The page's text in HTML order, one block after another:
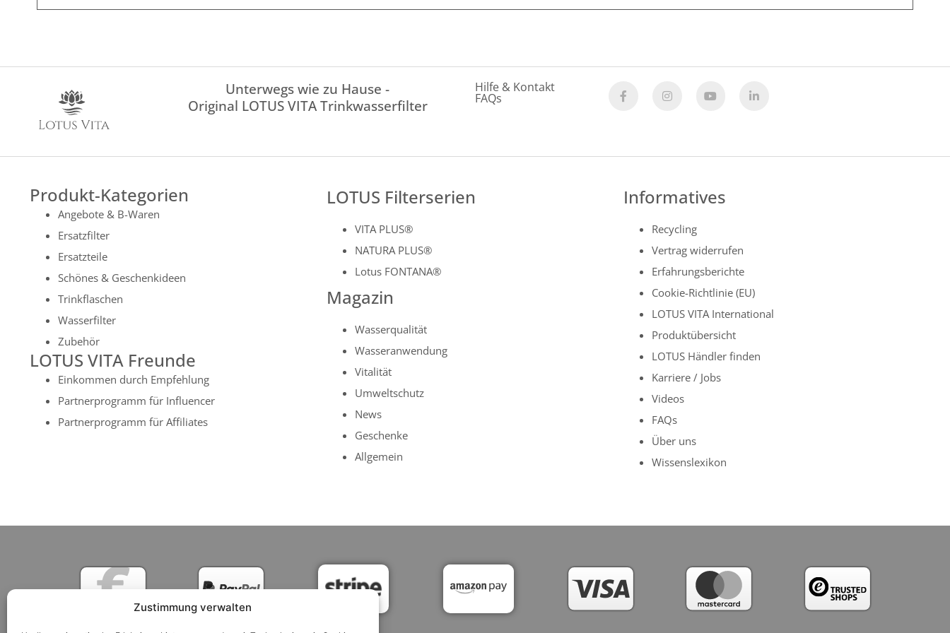
Zustimmung verwalten
Unterwegs wie zu Hause -
Original LOTUS VITA Trinkwasserfilter
Hilfe & Kontakt
FAQs
Produkt-Kategorien
Angebote & B-Waren
Ersatzfilter
Ersatzteile
Schönes & Geschenkideen
Trinkflaschen
Wasserfilter
Zubehör
LOTUS VITA Freunde
Einkommen durch Empfehlung
Partnerprogramm für Influencer
Partnerprogramm für Affiliates
LOTUS Filterserien
VITA PLUS®
NATURA PLUS®
Lotus FONTANA®
Magazin
Wasserqualität
Wasseranwendung
Vitalität
Umweltschutz
News
Geschenke
Allgemein
Informatives
Recycling
Vertrag widerrufen
Erfahrungsberichte
Cookie-Richtlinie (EU)
LOTUS VITA International
Produktübersicht
LOTUS Händler finden
Karriere / Jobs
Videos
FAQs
Über uns
Wissenslexikon